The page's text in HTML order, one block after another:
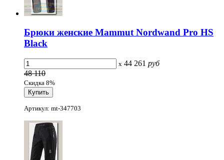
Брюки женские Mammut Nordwand Pro HS
Black
x 44 261 руб
48 110
Скидка 8%
Артикул: mt-347703